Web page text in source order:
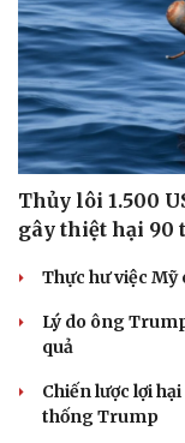
Thủy lôi 1.500
gây thiệt hại 90
Thực hư việc
Lý do ông
quả
Chiến lược lợi
thống Trump